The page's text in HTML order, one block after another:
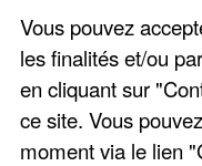
Ils ont arrêté
sans difficulté,
Il a ensuite
à vue.
Vous pouvez
les finalités et/ou
en cliquant sur
ce site. Vous
moment via le lien